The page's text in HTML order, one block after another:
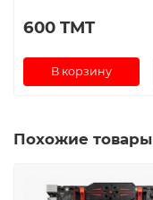
600 TMT
В корзину
Похожие товары